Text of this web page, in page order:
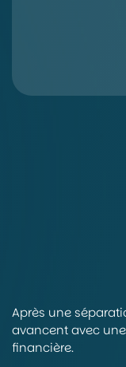
Après une
avancent avec
financière.